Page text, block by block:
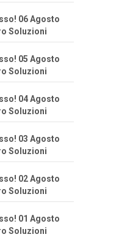
06 Agosto
Soluzioni
05 Agosto
Soluzioni
04 Agosto
Soluzioni
03 Agosto
Soluzioni
02 Agosto
Soluzioni
01 Agosto
Soluzioni